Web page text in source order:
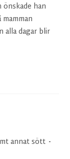
önskade han
alla dagar blir
annat sött